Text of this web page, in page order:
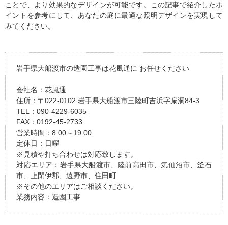
ことで、より効果的なデザインが可能です。この記事で紹介したポ
イントを参考にして、あなたの庭に最適な照明デザインを実現して
みてください。
岩手県大船渡市の造園工事は花風通に お任せください
会社名：花風通
住所：〒022-0102 岩手県大船渡市三陸町吉浜字扇洞84-3
TEL：090-4229-6035
FAX：0192-45-2733
営業時間：8:00～19:00
定休日：日曜
※見積や打ち合わせは対応致します。
対応エリア：岩手県大船渡市、陸前高田市、気仙沼市、釜石
市、上閉伊郡、遠野市、住田町
※その他のエリアはご相談ください。
業務内容：造園工事